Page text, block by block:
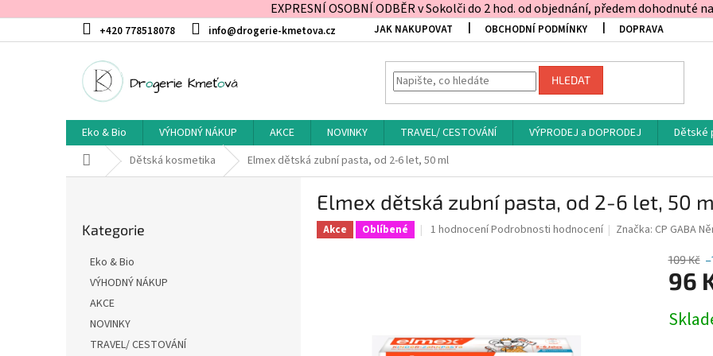
EXPRESNÍ OSOBNÍ ODBĚR v Sokolči do 2 hod. od objednání, předem dohodnuté
na
+420 778518078 info@drogerie-kmetova.cz JAK NAKUPOVAT OBCHODNÍ PODMÍNKY DOPRAVA
HLEDAT
Eko & Bio VÝHODNÝ NÁKUP AKCE NOVINKY TRAVEL/ CESTOVÁNÍ VÝPRODEJ a DOPRODEJ Dětské
Domů Dětská kosmetika Elmex dětská zubní pasta, od 2-6 let, 50 ml
kategorie
Kategorie
Eko & Bio
VÝHODNÝ NÁKUP
AKCE
NOVINKY
TRAVEL/ CESTOVÁNÍ
Elmex dětská zubní pasta, od 2-6 let, 50
Akce Oblíbené
Průměrné
hvězdiček.
1 hodnoceníPodrobnosti hodnocení Značka: CP GABA
109 Kč
96
cena: